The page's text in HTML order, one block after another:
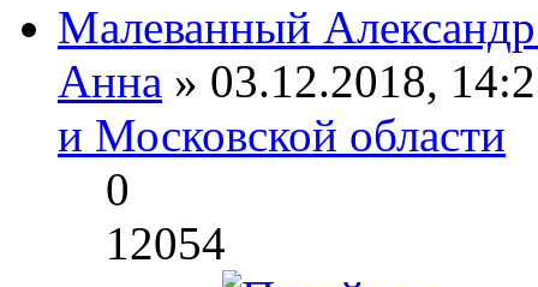
Малеванный
Анна » 03.12.2018,
и Московской области
0
12054